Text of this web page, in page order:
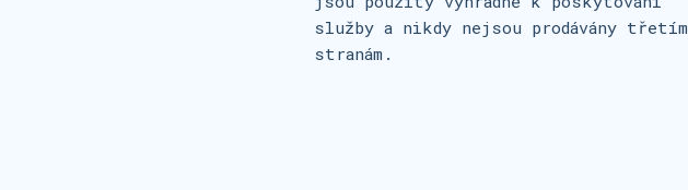
služby a nikdy nejsou prodávány třetím
stranám.